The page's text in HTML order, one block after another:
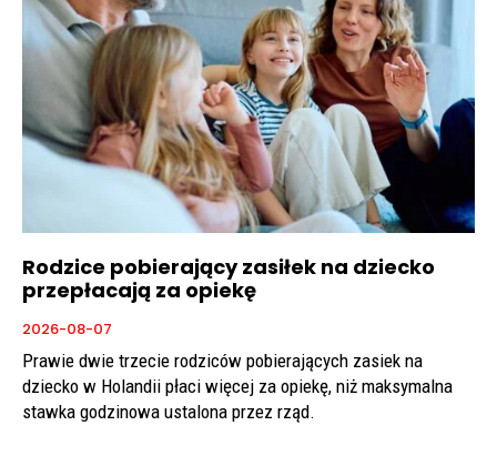
Rodzice pobierający zasiłek na dziecko
przepłacają za opiekę
2026-08-07
Prawie dwie trzecie rodziców pobierających zasiek na
dziecko w Holandii płaci więcej za opiekę, niż maksymalna
stawka godzinowa ustalona przez rząd.